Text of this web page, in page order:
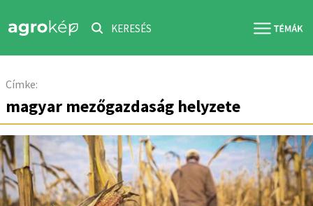
KERESÉS
Címke:
magyar mezőgazdaság helyzete